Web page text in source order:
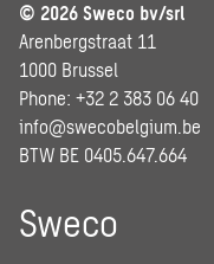
© 2026 Sweco bv/srl
Arenbergstraat 11
1000 Brussel
Phone: +32 2 383 06 40
info@swecobelgium.be
BTW BE 0405.647.664
Sweco